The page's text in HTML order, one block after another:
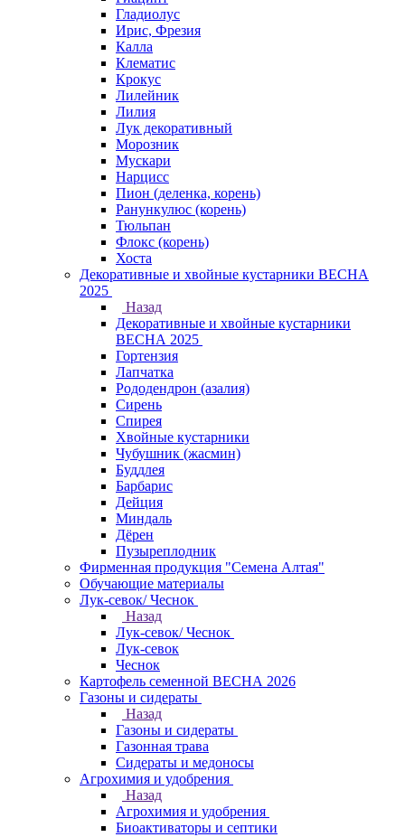
Гладиолус
Ирис, Фрезия
Калла
Клематис
Крокус
Лилейник
Лилия
Лук декоративный
Морозник
Мускари
Нарцисс
Пион (деленка, корень)
Ранункулюс (корень)
Тюльпан
Флокс (корень)
Хоста
Декоративные и хвойные кустарники ВЕСНА
2025
Назад
Декоративные и хвойные кустарники
ВЕСНА 2025
Гортензия
Лапчатка
Рододендрон (азалия)
Сирень
Спирея
Хвойные кустарники
Чубушник (жасмин)
Буддлея
Барбарис
Дейция
Миндаль
Дёрен
Пузыреплодник
Фирменная продукция "Семена Алтая"
Обучающие материалы
Лук-севок/ Чеснок
Назад
Лук-севок/ Чеснок
Лук-севок
Чеснок
Картофель семенной ВЕСНА 2026
Газоны и сидераты
Назад
Газоны и сидераты
Газонная трава
Сидераты и медоносы
Агрохимия и удобрения
Назад
Агрохимия и удобрения
Биоактиваторы и септики